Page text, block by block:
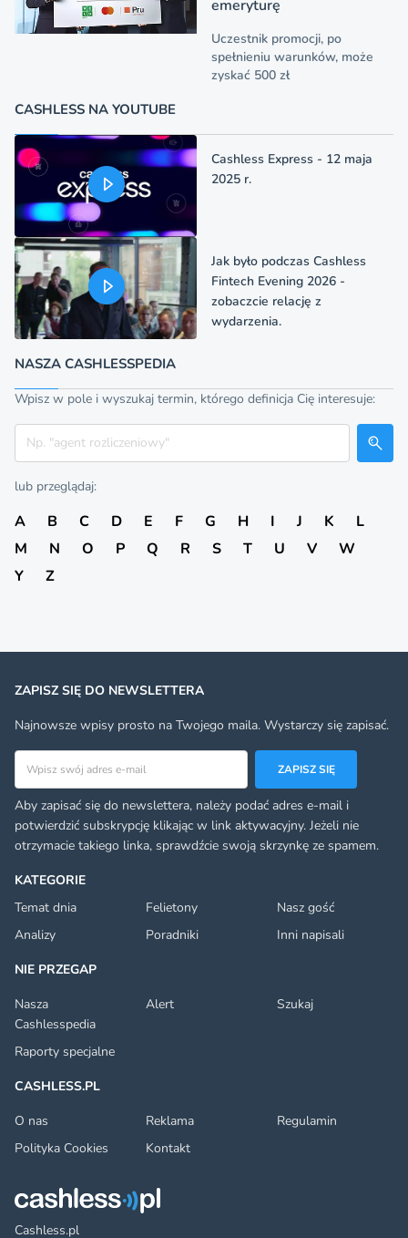
emeryturę
Uczestnik promocji, po
spełnieniu warunków, może
zyskać 500 zł
CASHLESS NA YOUTUBE
Cashless Express - 12 maja
2025 r.
Jak było podczas Cashless
Fintech Evening 2026 -
zobaczcie relację z
wydarzenia.
NASZA CASHLESSPEDIA
Wpisz w pole i wyszukaj termin, którego definicja Cię interesuje:
Szukaj
lub przeglądaj:
A B C D E F G H I J K
L
M
N O P Q R S T U V
W
Y
Z
Cashless.pl
KATEGORIE
Temat dnia
Felietony
Nasz gość
Analizy
Poradniki
Inni napisali
NIE PRZEGAP
Nasza
Cashlesspedia
Alert Szukaj
Raporty specjalne
CASHLESS.PL
O nas
Reklama
Regulamin
Polityka Cookies
Kontakt
ZAPISZ SIĘ DO NEWSLETTERA
Najnowsze wpisy prosto na Twojego maila. Wystarczy się zapisać.
Adres email
ZAPISZ SIĘ
Aby zapisać się do newslettera, należy podać adres e-mail i
potwierdzić subskrypcję klikając w link aktywacyjny. Jeżeli nie
otrzymacie takiego linka, sprawdźcie swoją skrzynkę ze spamem.